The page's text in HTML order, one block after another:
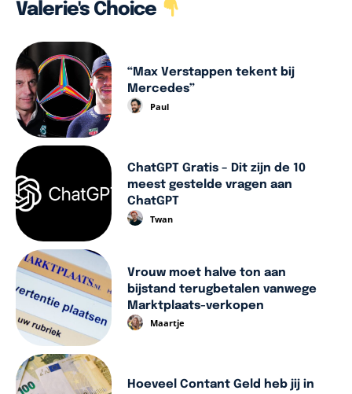
Valerie's Choice
“Max Verstappen tekent bij
Mercedes”
Paul
ChatGPT Gratis – Dit zijn de 10
meest gestelde vragen aan
ChatGPT
Twan
Vrouw moet halve ton aan
bijstand terugbetalen vanwege
Marktplaats-verkopen
Maartje
Hoeveel Contant Geld heb jij in